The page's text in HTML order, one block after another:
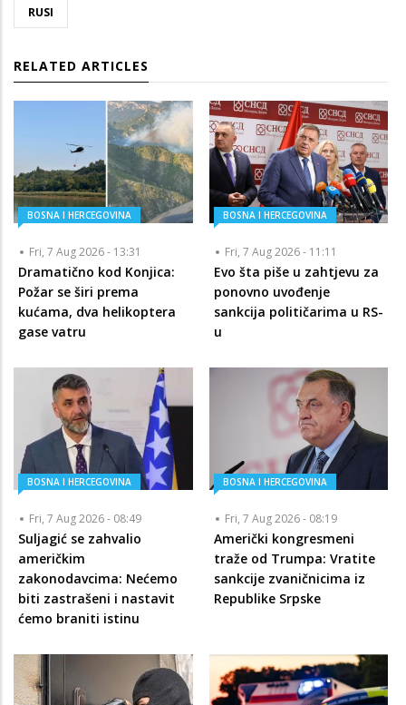
RUSI
RELATED ARTICLES
BOSNA I HERCEGOVINA
Fri, 7 Aug 2026 - 13:31
Dramatično kod Konjica:
Požar se širi prema
kućama, dva helikoptera
gase vatru
BOSNA I HERCEGOVINA
Fri, 7 Aug 2026 - 11:11
Evo šta piše u zahtjevu za
ponovno uvođenje
sankcija političarima u RS-
u
BOSNA I HERCEGOVINA
Fri, 7 Aug 2026 - 08:49
Suljagić se zahvalio
američkim
zakonodavcima: Nećemo
biti zastrašeni i nastavit
ćemo braniti istinu
BOSNA I HERCEGOVINA
Fri, 7 Aug 2026 - 08:19
Američki kongresmeni
traže od Trumpa: Vratite
sankcije zvaničnicima iz
Republike Srpske